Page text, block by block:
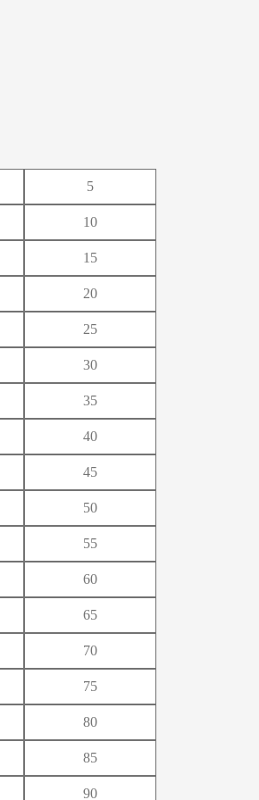
こ
そ
と
の
ほ
も
5
10
15
20
25
30
35
40
45
50
55
60
65
70
75
80
85
90